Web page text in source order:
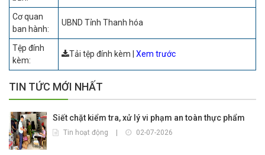
Cơ quan
ban hành:
UBND Tỉnh Thanh hóa
Tệp đính
kèm:
Tải tệp đính kèm Xem trước
TIN TỨC MỚI NHẤT
Siết chặt kiểm tra, xử lý vi phạm an toàn thực phẩm
Tin hoạt động 02-07-2026